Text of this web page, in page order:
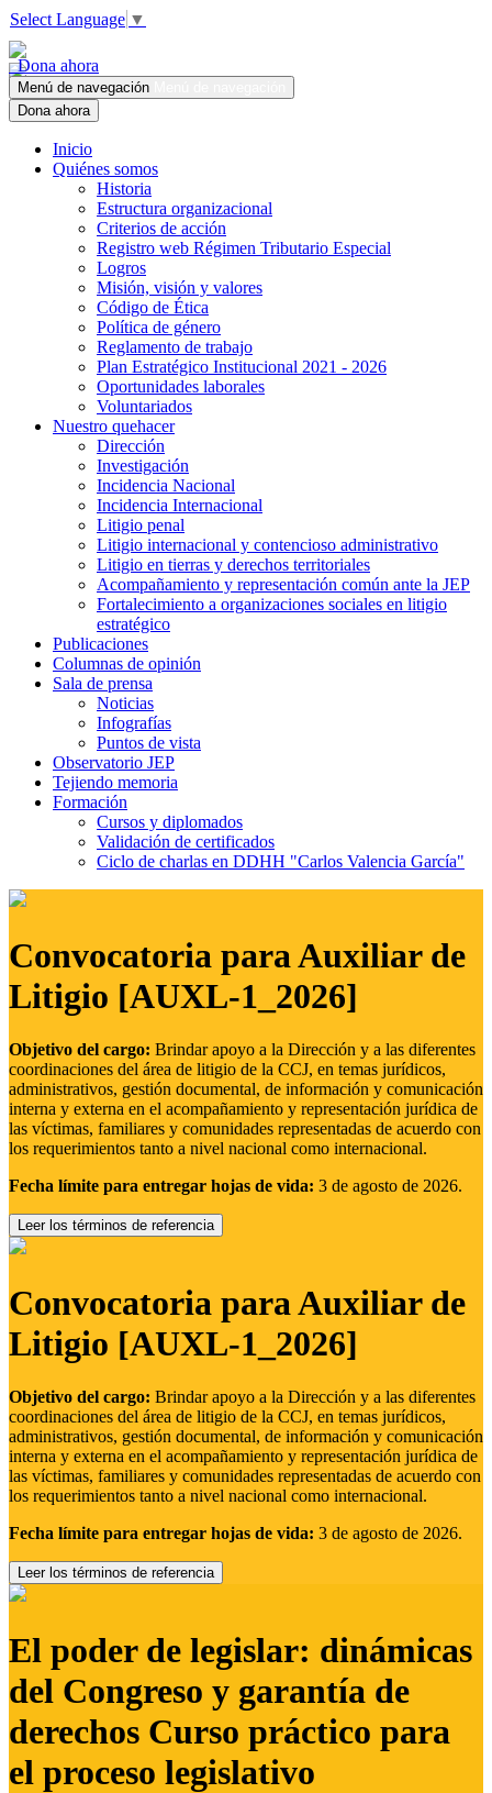
Select Language ▼
Dona ahora
Menú de navegación
Dona ahora
Inicio
Quiénes somos
Historia
Estructura organizacional
Criterios de acción
Registro web Régimen Tributario Especial
Logros
Misión, visión y valores
Código de Ética
Política de género
Reglamento de trabajo
Plan Estratégico Institucional 2021 - 2026
Oportunidades laborales
Voluntariados
Nuestro quehacer
Dirección
Investigación
Incidencia Nacional
Incidencia Internacional
Litigio penal
Litigio internacional y contencioso administrativo
Litigio en tierras y derechos territoriales
Acompañamiento y representación común ante la JEP
Fortalecimiento a organizaciones sociales en litigio
estratégico
Publicaciones
Columnas de opinión
Sala de prensa
Noticias
Infografías
Puntos de vista
Observatorio JEP
Tejiendo memoria
Formación
Cursos y diplomados
Validación de certificados
Ciclo de charlas en DDHH "Carlos Valencia García"
Convocatoria para Auxiliar de
Litigio [AUXL-1_2026]
Objetivo del cargo: Brindar apoyo a la Dirección y a las diferentes
coordinaciones del área de litigio de la CCJ, en temas jurídicos,
administrativos, gestión documental, de información y comunicación
interna y externa en el acompañamiento y representación jurídica de
las víctimas, familiares y comunidades representadas de acuerdo con
los requerimientos tanto a nivel nacional como internacional.
Fecha límite para entregar hojas de vida: 3 de agosto de 2026.
Leer los términos de referencia
Convocatoria para Auxiliar de
Litigio [AUXL-1_2026]
Objetivo del cargo: Brindar apoyo a la Dirección y a las diferentes
coordinaciones del área de litigio de la CCJ, en temas jurídicos,
administrativos, gestión documental, de información y comunicación
interna y externa en el acompañamiento y representación jurídica de
las víctimas, familiares y comunidades representadas de acuerdo con
los requerimientos tanto a nivel nacional como internacional.
Fecha límite para entregar hojas de vida: 3 de agosto de 2026.
Leer los términos de referencia
El poder de legislar: dinámicas
del Congreso y garantía de
derechos Curso práctico para
el proceso legislativo